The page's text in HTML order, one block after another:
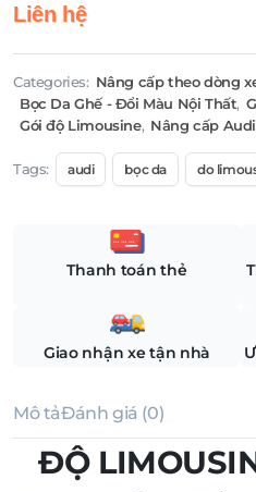
Liên hệ
Categories: Nâng cấp theo dòng
Bọc Da Ghế - Đổi Màu Nội Thất,
Gói độ Limousine, Nâng cấp Audi
Tags: audi bọc da do
Thanh toán thẻ
Giao nhận xe tận nhà
Mô tảĐánh giá (0)
ĐỘ